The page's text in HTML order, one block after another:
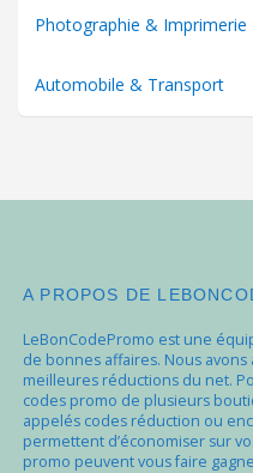
Photographie & Imprimerie
Automobile & Transport
A PROPOS DE
LeBonCodePromo est une
de bonnes affaires. Nous
meilleures réductions du net.
codes promo de plusieurs
appelés codes réduction ou
permettent d’économiser sur
promo peuvent vous faire